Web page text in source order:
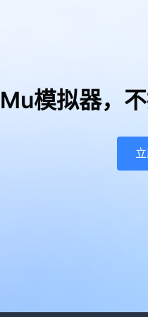
模拟器，